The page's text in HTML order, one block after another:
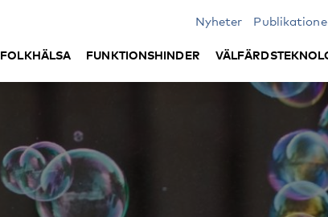
Nyheter
FOLKHÄLSA FUNKTIONSHINDER